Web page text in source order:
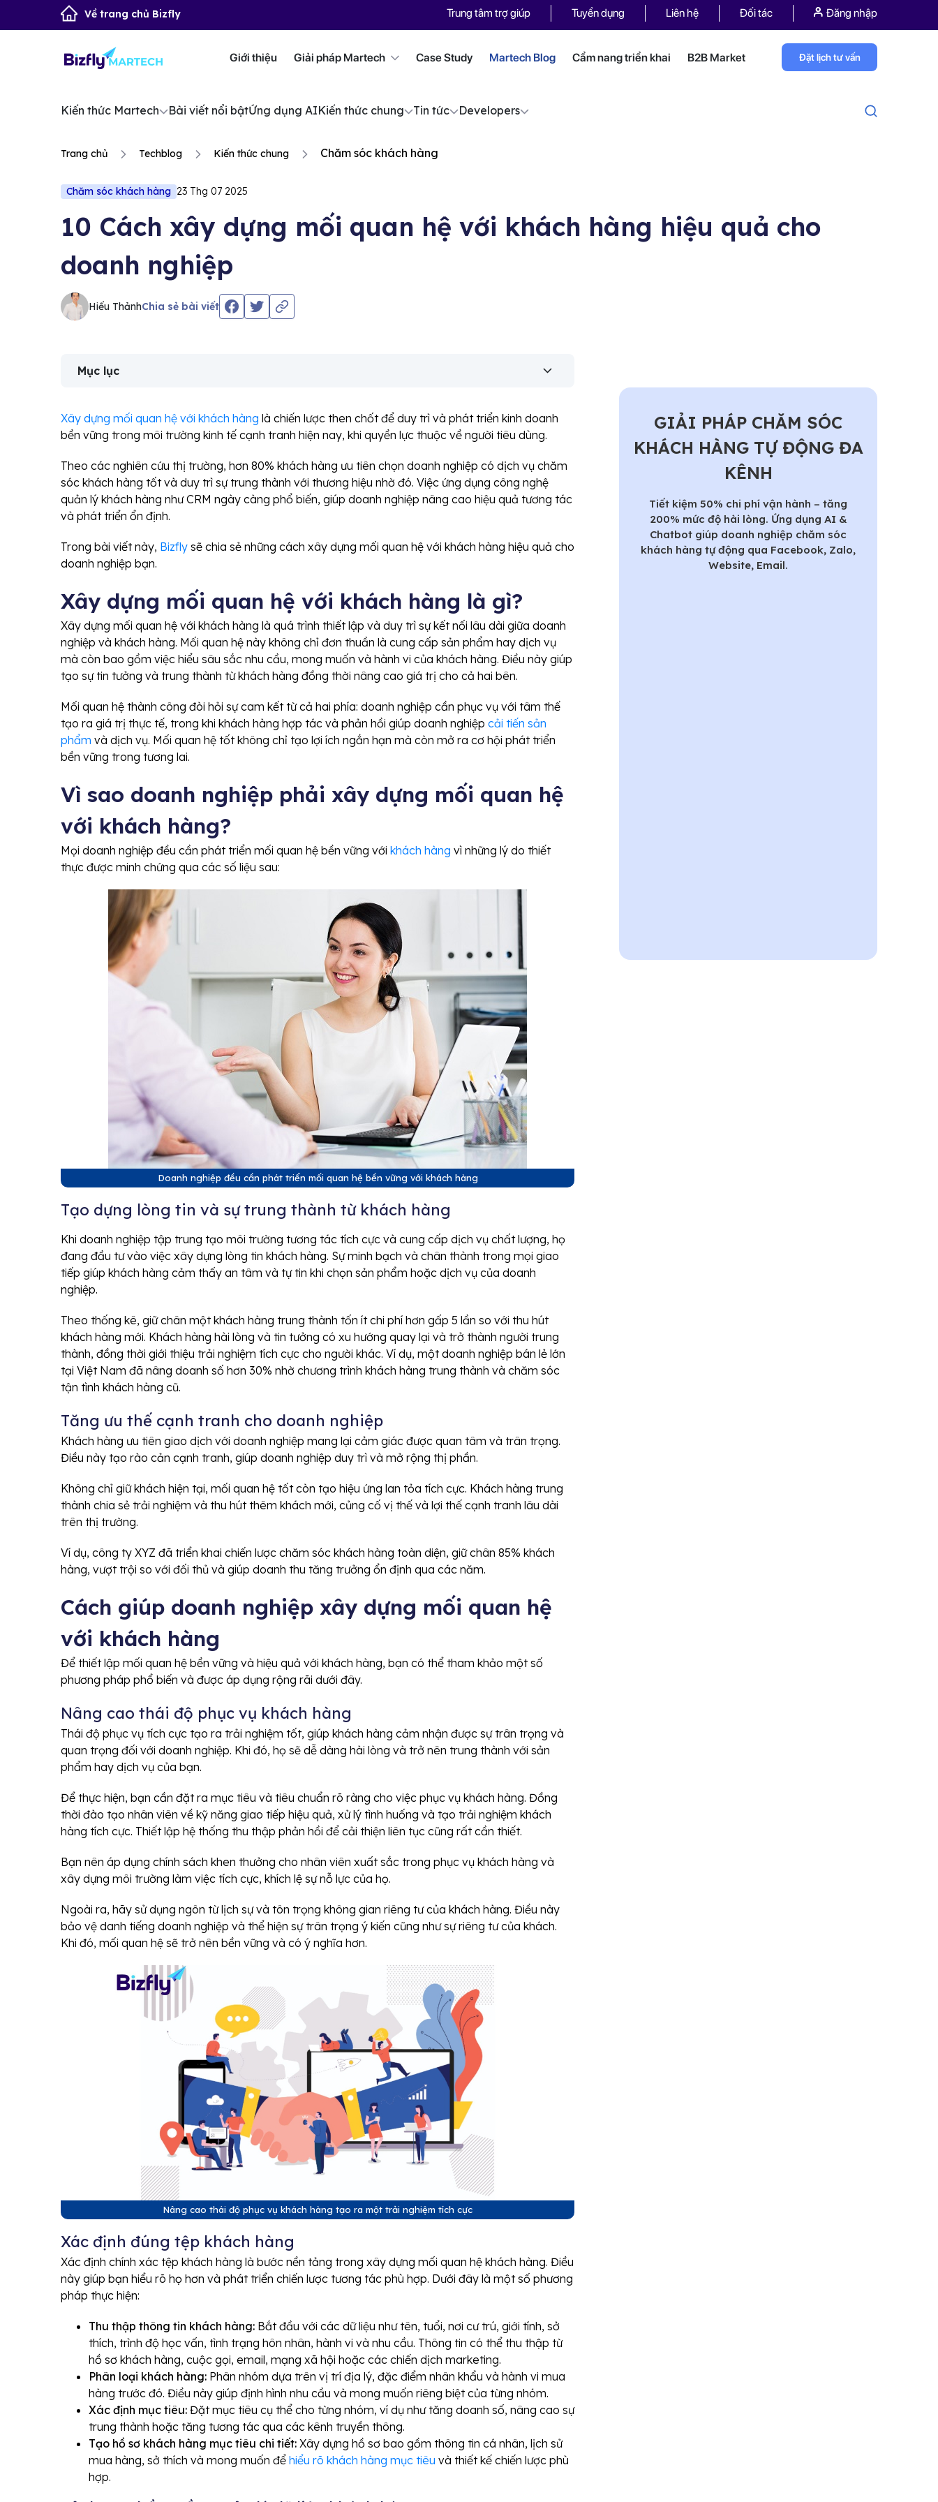
Về trang chủ Bizfly Trung tâm trợ giúp Tuyển dụng Liên hệ Đối tác Đăng nhập
Giới thiệu Giải pháp Martech Case Study Martech Blog Cẩm nang triển khai B2B Market Đặt lịch tư vấn
Kiến thức Martech Bài viết nổi bậtỨng dụng AIKiến thức chung Tin tức Developers
Trang chủ Techblog Kiến thức chung Chăm sóc khách hàng
Chăm sóc khách hàng 23 Thg 07 2025
10 Cách xây dựng mối quan hệ với khách hàng hiệu quả cho
doanh nghiệp
Hiếu ThảnhChia sẻ bài viết
Mục lục
Xây dựng mối quan hệ với khách hàng là chiến lược then chốt để duy trì và phát triển kinh doanh
bền vững trong môi trường kinh tế cạnh tranh hiện nay, khi quyền lực thuộc về người tiêu dùng.
Theo các nghiên cứu thị trường, hơn 80% khách hàng ưu tiên chọn doanh nghiệp có dịch vụ chăm
sóc khách hàng tốt và duy trì sự trung thành với thương hiệu nhờ đó. Việc ứng dụng công nghệ
quản lý khách hàng như CRM ngày càng phổ biến, giúp doanh nghiệp nâng cao hiệu quả tương tác
và phát triển ổn định.
Trong bài viết này, Bizfly sẽ chia sẻ những cách xây dựng mối quan hệ với khách hàng hiệu quả cho
doanh nghiệp bạn.
Xây dựng mối quan hệ với khách hàng là gì?
Xây dựng mối quan hệ với khách hàng là quá trình thiết lập và duy trì sự kết nối lâu dài giữa doanh
nghiệp và khách hàng. Mối quan hệ này không chỉ đơn thuần là cung cấp sản phẩm hay dịch vụ
mà còn bao gồm việc hiểu sâu sắc nhu cầu, mong muốn và hành vi của khách hàng. Điều này giúp
tạo sự tin tưởng và trung thành từ khách hàng đồng thời nâng cao giá trị cho cả hai bên.
Mối quan hệ thành công đòi hỏi sự cam kết từ cả hai phía: doanh nghiệp cần phục vụ với tâm thế
tạo ra giá trị thực tế, trong khi khách hàng hợp tác và phản hồi giúp doanh nghiệp cải tiến sản
phẩm và dịch vụ. Mối quan hệ tốt không chỉ tạo lợi ích ngắn hạn mà còn mở ra cơ hội phát triển
bền vững trong tương lai.
Vì sao doanh nghiệp phải xây dựng mối quan hệ
với khách hàng?
Mọi doanh nghiệp đều cần phát triển mối quan hệ bền vững với khách hàng vì những lý do thiết
thực được minh chứng qua các số liệu sau:
Doanh nghiệp đều cần phát triển mối quan hệ bền vững với khách hàng
Tạo dựng lòng tin và sự trung thành từ khách hàng
Khi doanh nghiệp tập trung tạo môi trường tương tác tích cực và cung cấp dịch vụ chất lượng, họ
đang đầu tư vào việc xây dựng lòng tin khách hàng. Sự minh bạch và chân thành trong mọi giao
tiếp giúp khách hàng cảm thấy an tâm và tự tin khi chọn sản phẩm hoặc dịch vụ của doanh
nghiệp.
Theo thống kê, giữ chân một khách hàng trung thành tốn ít chi phí hơn gấp 5 lần so với thu hút
khách hàng mới. Khách hàng hài lòng và tin tưởng có xu hướng quay lại và trở thành người trung
thành, đồng thời giới thiệu trải nghiệm tích cực cho người khác. Ví dụ, một doanh nghiệp bán lẻ lớn
tại Việt Nam đã nâng doanh số hơn 30% nhờ chương trình khách hàng trung thành và chăm sóc
tận tình khách hàng cũ.
Tăng ưu thế cạnh tranh cho doanh nghiệp
Khách hàng ưu tiên giao dịch với doanh nghiệp mang lại cảm giác được quan tâm và trân trọng.
Điều này tạo rào cản cạnh tranh, giúp doanh nghiệp duy trì và mở rộng thị phần.
Không chỉ giữ khách hiện tại, mối quan hệ tốt còn tạo hiệu ứng lan tỏa tích cực. Khách hàng trung
thành chia sẻ trải nghiệm và thu hút thêm khách mới, củng cố vị thế và lợi thế cạnh tranh lâu dài
trên thị trường.
Ví dụ, công ty XYZ đã triển khai chiến lược chăm sóc khách hàng toàn diện, giữ chân 85% khách
hàng, vượt trội so với đối thủ và giúp doanh thu tăng trưởng ổn định qua các năm.
Cách giúp doanh nghiệp xây dựng mối quan hệ
với khách hàng
Để thiết lập mối quan hệ bền vững và hiệu quả với khách hàng, bạn có thể tham khảo một số
phương pháp phổ biến và được áp dụng rộng rãi dưới đây.
Nâng cao thái độ phục vụ khách hàng
Thái độ phục vụ tích cực tạo ra trải nghiệm tốt, giúp khách hàng cảm nhận được sự trân trọng và
quan trọng đối với doanh nghiệp. Khi đó, họ sẽ dễ dàng hài lòng và trở nên trung thành với sản
phẩm hay dịch vụ của bạn.
Để thực hiện, bạn cần đặt ra mục tiêu và tiêu chuẩn rõ ràng cho việc phục vụ khách hàng. Đồng
thời đào tạo nhân viên về kỹ năng giao tiếp hiệu quả, xử lý tình huống và tạo trải nghiệm khách
hàng tích cực. Thiết lập hệ thống thu thập phản hồi để cải thiện liên tục cũng rất cần thiết.
Bạn nên áp dụng chính sách khen thưởng cho nhân viên xuất sắc trong phục vụ khách hàng và
xây dựng môi trường làm việc tích cực, khích lệ sự nỗ lực của họ.
Ngoài ra, hãy sử dụng ngôn từ lịch sự và tôn trọng không gian riêng tư của khách hàng. Điều này
bảo vệ danh tiếng doanh nghiệp và thể hiện sự trân trọng ý kiến cũng như sự riêng tư của khách.
Khi đó, mối quan hệ sẽ trở nên bền vững và có ý nghĩa hơn.
Nâng cao thái độ phục vụ khách hàng tạo ra một trải nghiệm tích cực
Xác định đúng tệp khách hàng
Xác định chính xác tệp khách hàng là bước nền tảng trong xây dựng mối quan hệ khách hàng. Điều
này giúp bạn hiểu rõ họ hơn và phát triển chiến lược tương tác phù hợp. Dưới đây là một số phương
pháp thực hiện:
Thu thập thông tin khách hàng: Bắt đầu với các dữ liệu như tên, tuổi, nơi cư trú, giới tính, sở
thích, trình độ học vấn, tình trạng hôn nhân, hành vi và nhu cầu. Thông tin có thể thu thập từ
hồ sơ khách hàng, cuộc gọi, email, mạng xã hội hoặc các chiến dịch marketing.
Phân loại khách hàng: Phân nhóm dựa trên vị trí địa lý, đặc điểm nhân khẩu và hành vi mua
hàng trước đó. Điều này giúp định hình nhu cầu và mong muốn riêng biệt của từng nhóm.
Xác định mục tiêu: Đặt mục tiêu cụ thể cho từng nhóm, ví dụ như tăng doanh số, nâng cao sự
trung thành hoặc tăng tương tác qua các kênh truyền thông.
Tạo hồ sơ khách hàng mục tiêu chi tiết: Xây dựng hồ sơ bao gồm thông tin cá nhân, lịch sử
mua hàng, sở thích và mong muốn để hiểu rõ khách hàng mục tiêu và thiết kế chiến lược phù
hợp.
GIẢI PHÁP CHĂM SÓC
KHÁCH HÀNG TỰ ĐỘNG ĐA
KÊNH
Tiết kiệm 50% chi phí vận hành – tăng
200% mức độ hài lòng. Ứng dụng AI &
Chatbot giúp doanh nghiệp chăm sóc
khách hàng tự động qua Facebook, Zalo,
Website, Email.